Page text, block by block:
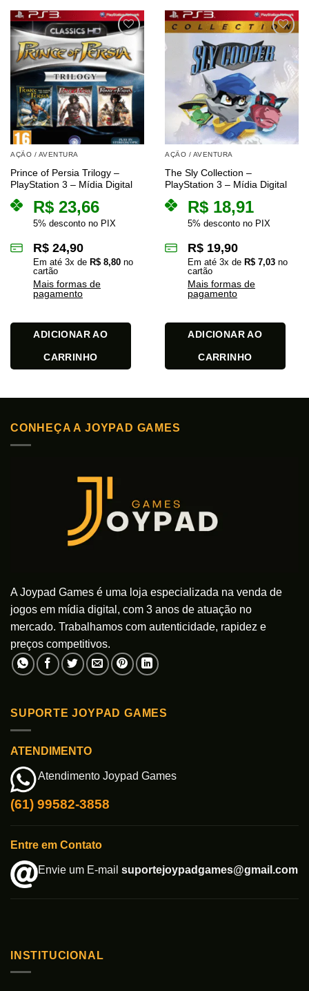
AÇÃO / AVENTURA
Prince of Persia Trilogy –
PlayStation 3 – Mídia Digital
R$ 23,66
5% desconto no PIX
R$ 24,90
Em até 3x de R$ 8,80 no
cartão
Mais formas de
pagamento
ADICIONAR AO
CARRINHO
AÇÃO / AVENTURA
The Sly Collection –
PlayStation 3 – Mídia Digital
R$ 18,91
5% desconto no PIX
R$ 19,90
Em até 3x de R$ 7,03 no
cartão
Mais formas de
pagamento
ADICIONAR AO
CARRINHO
CONHEÇA A JOYPAD GAMES
A Joypad Games é uma loja especializada na venda de
jogos em mídia digital, com 3 anos de atuação no
mercado. Trabalhamos com autenticidade, rapidez e
preços competitivos.
SUPORTE JOYPAD GAMES
ATENDIMENTO
Atendimento Joypad Games
(61) 99582-3858
Entre em Contato
Envie um E-mail suportejoypadgames@gmail.com
INSTITUCIONAL